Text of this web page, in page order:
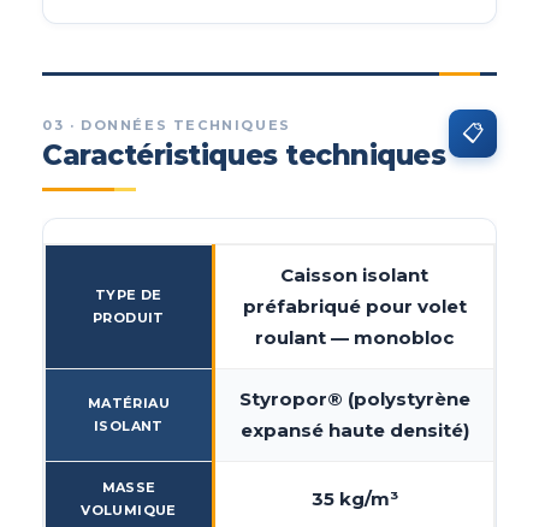
03 · DONNÉES TECHNIQUES
Caractéristiques techniques
📋
TYPE DE
PRODUIT
Caisson isolant
préfabriqué pour volet
roulant — monobloc
MATÉRIAU
ISOLANT
Styropor® (polystyrène
expansé haute densité)
MASSE
VOLUMIQUE
35 kg/m³